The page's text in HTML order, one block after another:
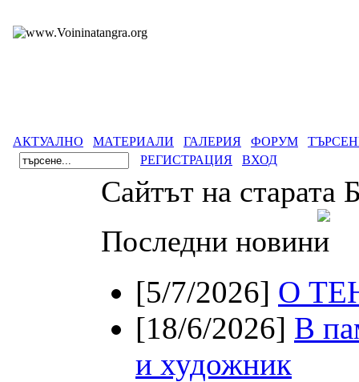
АКТУАЛНО МАТЕРИАЛИ ГАЛЕРИЯ ФОРУМ
РЕГИСТРАЦИЯ
ВХОД
Сайтът на старата
Последни новини
[5/7/2026] О
[18/6/2026] В
и художник